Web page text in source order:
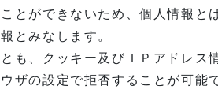
とができないため、個人情報と
とみなします。
も、クッキー及びＩＰアドレス
ザの設定で拒否することが可能